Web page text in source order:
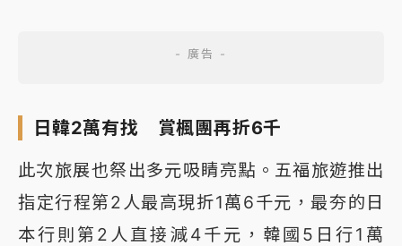
日韓2萬有找 賞楓團再折6千
此次旅展也祭出多元吸睛亮點。五福旅遊推出
指定行程第2人最高現折1萬6千元，最夯的日
本行則第2人直接減4千元，韓國5日行1萬